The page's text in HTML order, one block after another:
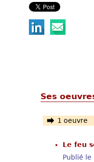
Ses
1 oeuvre
Le feu
Publié